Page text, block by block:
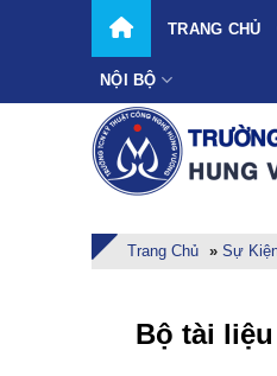
TRANG CHỦ
NỘI BỘ
Trang Chủ » Sự
Bộ tài